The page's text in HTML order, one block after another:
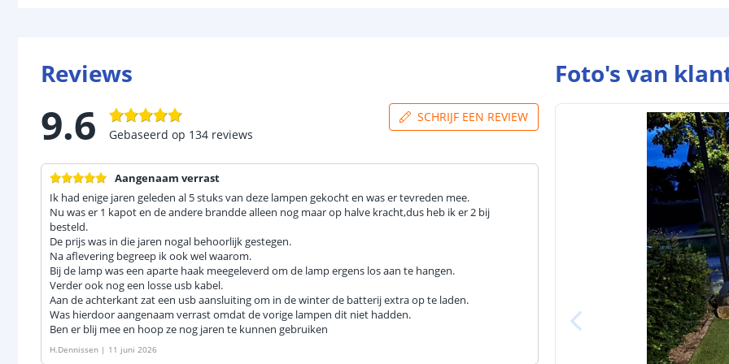
Reviews
9.6 Gebaseerd op 134 reviews
SCHRIJF EEN REVIEW
Aangenaam verrast
Ik had enige jaren geleden al 5 stuks van deze lampen gekocht en was er tevreden mee.
Nu was er 1 kapot en de andere brandde alleen nog maar op halve kracht,dus heb ik er 2 bij
besteld.
De prijs was in die jaren nogal behoorlijk gestegen.
Na aflevering begreep ik ook wel waarom.
Bij de lamp was een aparte haak meegeleverd om de lamp ergens los aan te hangen.
Verder ook nog een losse usb kabel.
Aan de achterkant zat een usb aansluiting om in de winter de batterij extra op te laden.
Was hierdoor aangenaam verrast omdat de vorige lampen dit niet hadden.
Ben er blij mee en hoop ze nog jaren te kunnen gebruiken
H.Dennissen | 11 juni 2026
Foto's van